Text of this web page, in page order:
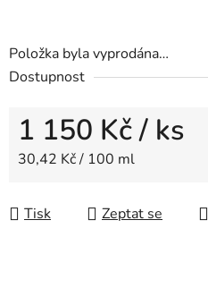
Položka byla vyprodána…
Dostupnost
1 150 Kč/ ks
Měrná cena:
30,42 Kč / 100 ml
Tisk Zeptat se